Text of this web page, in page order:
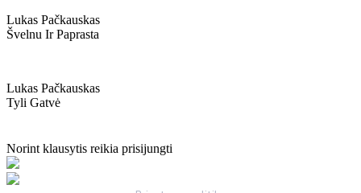
Lukas Pačkauskas
Švelnu Ir Paprasta
Lukas Pačkauskas
Tyli Gatvė
Norint klausytis reikia prisijungti